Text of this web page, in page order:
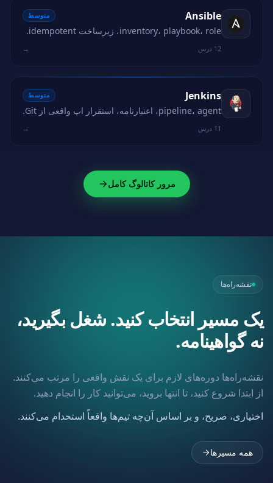
Ansible متوسط
inventory، playbook، role، زیرساخت idempotent.
12 درس →
Jenkins متوسط
pipeline، agent، اعتبارنامه، استقرار اپ واقعی از Git.
11 درس →
مرور کاتالوگ کامل
نقشه‌راه‌ها
یک مسیر انتخاب کنید. شغل بگیرید،
نه گواهینامه.
نقشه‌راه‌ها دوره‌های لازم برای یک نقش واقعی را مرتب می‌کنند.
از ابتدا شروع کنید، تا انتها بروید، می‌توانید کار را انجام دهید.
اختیاری، صریح، و بر اساس آن‌چه تیم‌ها واقعاً استخدام می‌کنند.
همه مسیرها